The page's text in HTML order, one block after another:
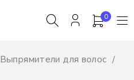
0
Выпрямители для волос /